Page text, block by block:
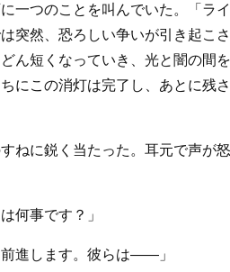
一つのことを叫んでいた。「ラ
突然、恐ろしい争いが引き起こ
ん短くなっていき、光と闇の間
にこの消灯は完了し、あとに残
ねに鋭く当たった。耳元で声が
何事です？」
進します。彼らは――」